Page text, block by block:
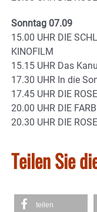
Sonntag 07.09
15.00 UHR DIE
KINOFILM
15.15 UHR Das
17.30 UHR In die
17.45 UHR DIE
20.00 UHR DIE
20.30 UHR DIE
Teilen Sie
teilen